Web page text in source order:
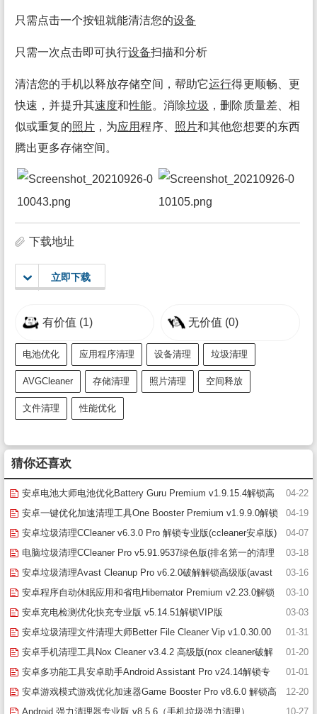
只需点击一个按钮就能清洁您的设备
只需一次点击即可执行设备扫描和分析
清洁您的手机以释放存储空间，帮助它运行得更顺畅、更
快速，并提升其速度和性能。消除垃圾 ，删除质量差、相
似或重复的照片，为应用程序、 照片和其他您想要的东西
腾出更多存储空间。
下载地址
立即下载
有价值 (1) 无价值 (0)
电池优化 应用程序清理 设备清理 垃圾清理
AVGCleaner 存储清理 照片清理 空间释放
文件清理 性能优化
猜你还喜欢
04-22
安卓电池大师电池优化Battery Guru Premium v1.9.15.4解锁高
级版 (电池大师app下载)
04-19
安卓一键优化加速清理工具One Booster Premium v1.9.9.0解锁
高级版
04-07
安卓垃圾清理CCleaner v6.3.0 Pro 解锁专业版(ccleaner安卓版)
03-18
电脑垃圾清理CCleaner Pro v5.91.9537绿色版(排名第一的清理
大师)
03-16
安卓垃圾清理Avast Cleanup Pro v6.2.0破解解锁高级版(avast
清理软件)
03-10
安卓程序自动休眠应用和省电Hibernator Premium v2.23.0解锁
高级版(Hibernator Pro 破解版)
03-03
安卓充电检测优化快充专业版 v5.14.51解锁VIP版
01-31
安卓垃圾清理文件清理大师Better File Cleaner Vip v1.0.30.00
解锁高级版(安卓垃圾清理工具)
01-20
安卓手机清理工具Nox Cleaner v3.4.2 高级版(nox cleaner破解
版)
01-01
安卓多功能工具安卓助手Android Assistant Pro v24.14解锁专
业版(安卓助手下载)
12-20
安卓游戏模式游戏优化加速器Game Booster Pro v8.6.0 解锁高
级版(游戏加速器下载)
10-27
Android 强力清理器专业版 v8.5.6（手机垃圾强力清理）